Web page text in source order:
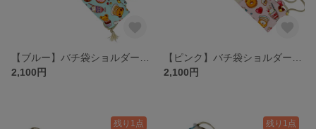
2,100円
2,100円
残り1点 残り1点